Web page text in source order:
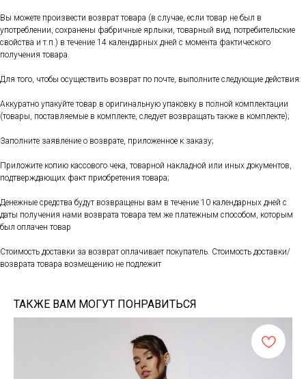
Вы можете произвести возврат товара (в случае, если товар не был в
употреблении, сохранены фабричные ярлыки, товарный вид, потребительские
свойства и т.п.) в течение 14 календарных дней с момента фактического
получения товара.
Для того, чтобы осуществить возврат по почте, выполните следующие действия:
Аккуратно упакуйте товар в оригинальную упаковку в полной комплектации
(товары, поставляемые в комплекте, следует возвращать также в комплекте);
Заполните заявление о возврате, приложенное к заказу;
Приложите копию кассового чека, товарной накладной или иных документов,
подтверждающих факт приобретения товара;
Денежные средства будут возвращены вам в течение 10 календарных дней с
даты получения нами возврата товара тем же платежным способом, которым
был оплачен товар
Стоимость доставки за возврат оплачивает покупатель. Стоимость доставки/
возврата товара возмещению не подлежит
ТАКЖЕ ВАМ МОГУТ ПОНРАВИТЬСЯ